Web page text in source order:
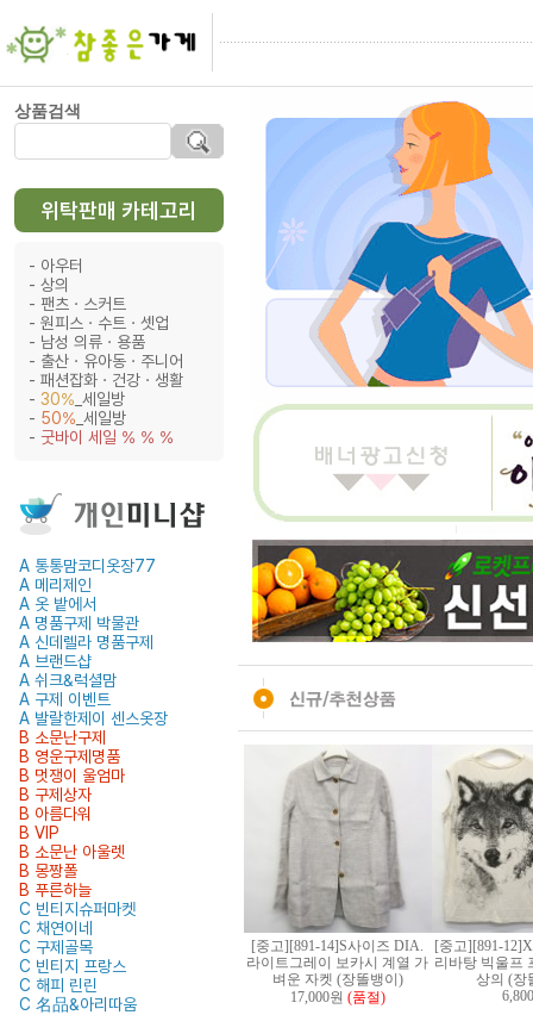
상품검색
위탁판매 카테고리
아우터
상의
팬츠ㆍ스커트
원피스ㆍ수트ㆍ셋업
남성 의류ㆍ용품
출산ㆍ유아동ㆍ주니어
패션잡화ㆍ건강ㆍ생활
30% _세일방
50% _세일방
굿바이 세일 % % %
A 통통맘코디옷장77
A 메리제인
A 옷 밭에서
A 명품구제 박물관
A 신데렐라 명품구제
A 브랜드샵
A 쉬크&럭셜맘
A 구제 이벤트
A 발랄한제이 센스옷장
B 소문난구제
B 영운구제명품
B 멋쟁이 울엄마
B 구제상자
B 아름다워
B VIP
B 소문난 아울렛
B 몽짱폴
B 푸른하늘
C 빈티지슈퍼마켓
C 채연이네
C 구제골목
C 빈티지 프랑스
C 해피 린린
C 名品&아리따움
[중고][891-14]S사이즈 DIA.
라이트그레이 보카시 계열 가
벼운 자켓 (장똘뱅이)
17,000원 (품절)
[중고][891-
리바탕 빅울프
상의 (장